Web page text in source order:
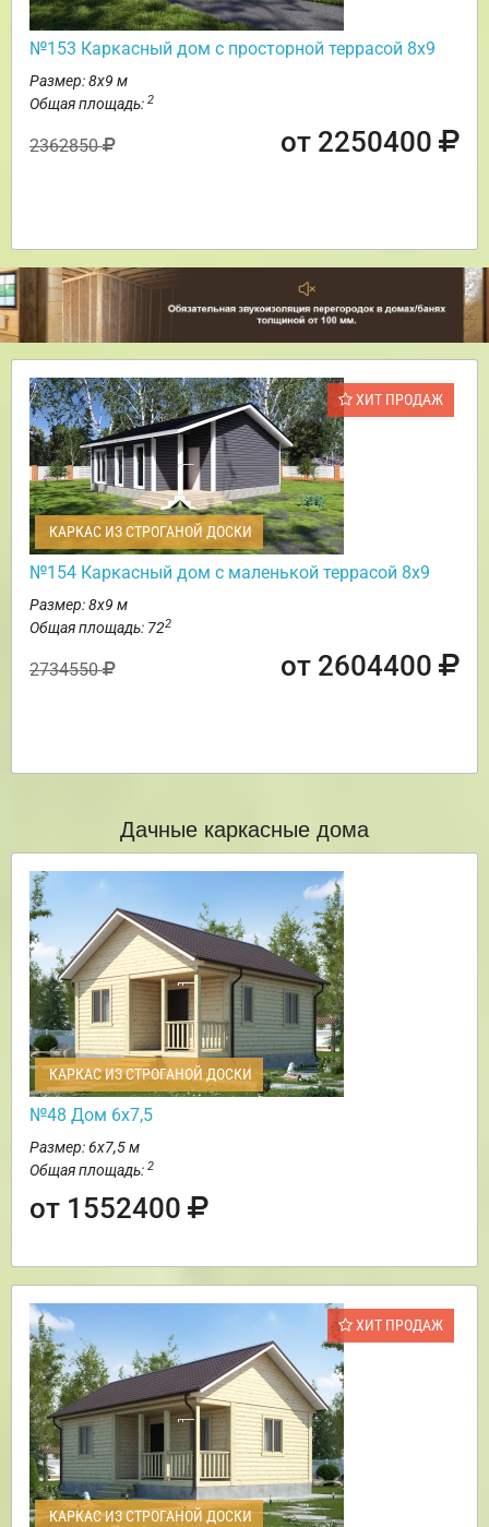
№153 Каркасный дом с просторной террасой 8х9
Размер: 8х9 м
Общая площадь: 2
2362850 от 2250400
ХИТ ПРОДАЖ
КАРКАС ИЗ СТРОГАНОЙ ДОСКИ
№154 Каркасный дом с маленькой террасой 8х9
Размер: 8х9 м
Общая площадь: 722
2734550 от 2604400
Дачные каркасные дома
КАРКАС ИЗ СТРОГАНОЙ ДОСКИ
№48 Дом 6х7,5
Размер: 6х7,5 м
Общая площадь: 2
от 1552400
ХИТ ПРОДАЖ
КАРКАС ИЗ СТРОГАНОЙ ДОСКИ